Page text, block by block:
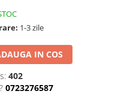
1-3 zile
IN COS
402
0723276587